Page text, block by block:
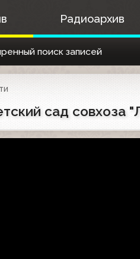
Радиоархив
поиск записей
сад совхоза